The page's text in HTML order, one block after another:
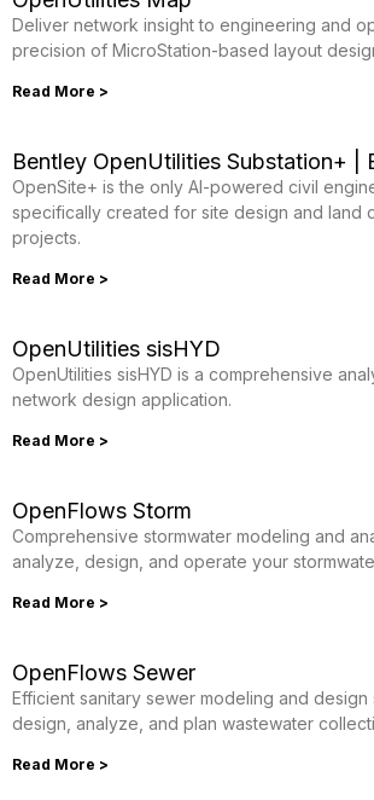
Deliver network insight to engineering and
precision of MicroStation-based layout
Read More >
Bentley OpenUtilities Substation+ |
OpenSite+ is the only AI-powered civil
specifically created for site design and land
projects.
Read More >
OpenUtilities sisHYD
OpenUtilities sisHYD is a comprehensive
network design application.
Read More >
OpenFlows Storm
Comprehensive stormwater modeling and
analyze, design, and operate your
Read More >
OpenFlows Sewer
Efficient sanitary sewer modeling and
design, analyze, and plan wastewater
Read More >